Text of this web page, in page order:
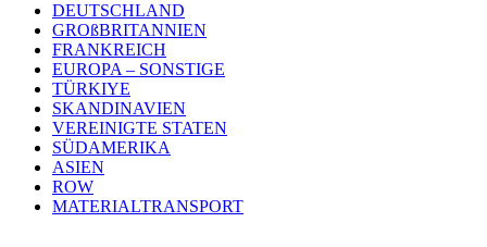
DEUTSCHLAND
GROßBRITANNIEN
FRANKREICH
EUROPA – SONSTIGE
TÜRKIYE
SKANDINAVIEN
VEREINIGTE STATEN
SÜDAMERIKA
ASIEN
ROW
MATERIALTRANSPORT